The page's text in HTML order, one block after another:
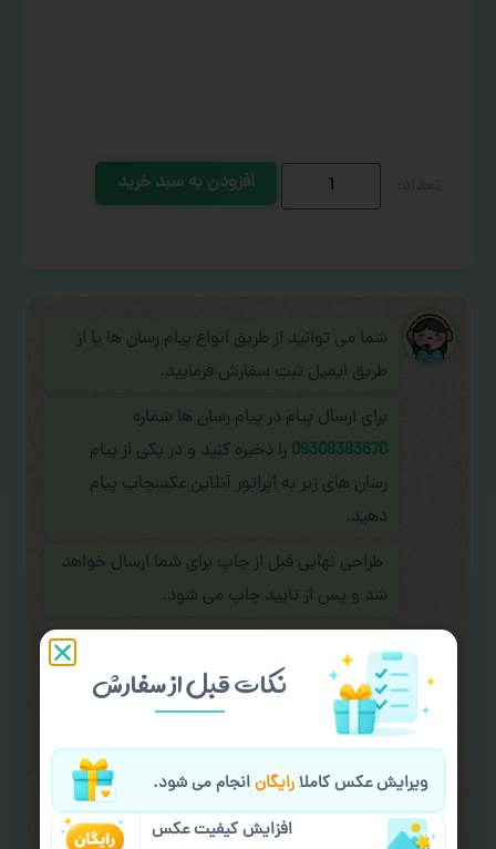
افزودن به سبد خرید
شما می توانید از طریق انواع پیام رسان ها یا از
طریق ایمیل ثبت سفارش فرمایید.
برای ارسال پیام در پیام رسان ها شماره
09308383670 را ذخیره کنید و در یکی از پیام
رسان های زیر به اپراتور آنلاین عکسچاپ پیام
دهید.
طراحی نهایی قبل از چاپ برای شما ارسال خواهد
شد و پس از تایید چاپ می شود.
کردن متن و عکس) یا هماهنگی ارسال و یا
کادو کردن سفارش
با اپراتو عکسچاپ هماهنگی
لازم را انجام دهید.
ایمیل جهت ثبت یا پیگیری سفارش:
aks4chap.com@gmail.com
نکات قبل از سفارش
ویرایش عکس کاملارایگانانجام می شود.
افزایش کیفیت عکس